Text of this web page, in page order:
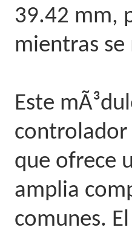
39.42 mm,
mientras
Este
controlador
que ofrece
amplia
comunes.